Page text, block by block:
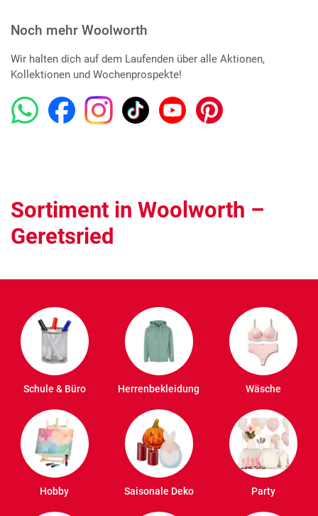
Noch mehr Woolworth
Wir halten dich auf dem Laufenden über alle Aktionen,
Kollektionen und Wochenprospekte!
Sortiment in Woolworth –
Geretsried
Schule & Büro Herrenbekleidung Wäsche
Hobby Saisonale Deko Party